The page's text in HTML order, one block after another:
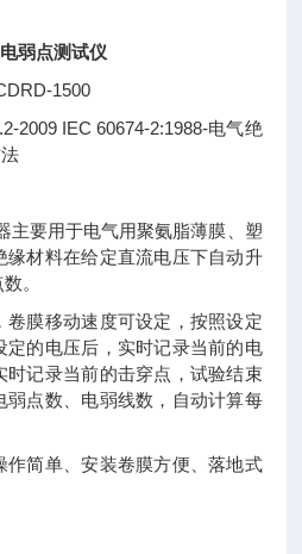
弱点测试仪
1500
2009 IEC 60674-2:1988-电气绝
主要用于电气用聚氨脂薄膜、塑
缘材料在给定直流电压下自动升
。
卷膜移动速度可设定，按照设定
定的电压后，实时记录当前的电
时记录当前的击穿点，试验结束
弱点数、电弱线数，自动计算每
作简单、安装卷膜方便、落地式